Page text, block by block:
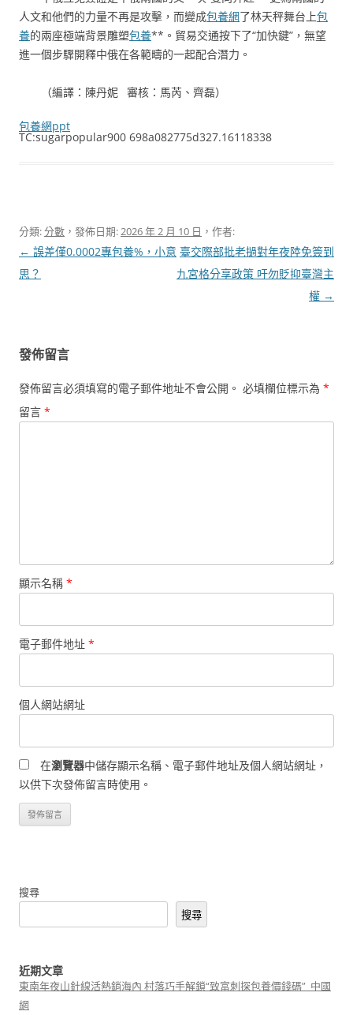
人文和他們的力量不再是攻擊，而變成包養網了林天秤舞台上包
養的兩座極端背景雕塑包養**。貿易交通按下了“加快鍵”，無望
進一個步驟開釋中俄在各範疇的一起配合潛力。
（編譯：陳丹妮 審核：馬芮、齊磊）
包養網ppt
TC:sugarpopular900 698a082775d327.16118338
分類:分數 ，發佈日期:2026 年 2 月 10 日 ，作者:
文
章
← 誤差僅0.0002專包養%，小意
思？
臺交際部批老撾對年夜陸免簽到
九宮格分享政策 吁勿貶抑臺灣主
權 →
發佈留言
發佈留言必須填寫的電子郵件地址不會公開。 必填欄位標示為 *
留言 *
顯示名稱 *
電子郵件地址 *
個人網站網址
在瀏覽器中儲存顯示名稱、電子郵件地址及個人網站網址，
以供下次發佈留言時使用。
搜尋
搜尋
近期文章
東南年夜山針線活熱銷海內 村落巧手解鎖“致富刺探包養價錢碼”_中國
網